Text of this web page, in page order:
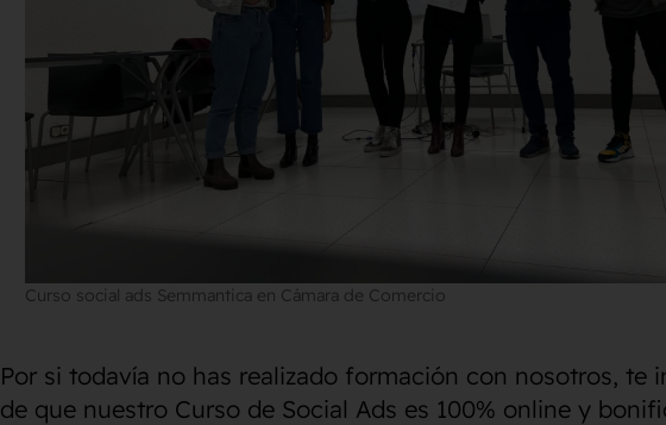
Curso social ads Semmantica en Cámara de Comercio
Por si todavía no has realizado formación con nosotros, te
de que nuestro Curso de Social Ads es 100% online y